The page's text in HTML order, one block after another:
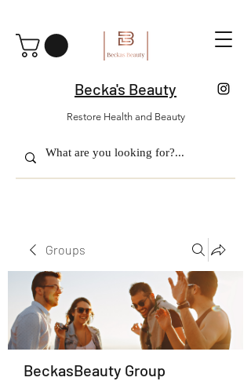
Becka's Beauty
Restore Health and Beauty
Groups
BeckasBeauty Group